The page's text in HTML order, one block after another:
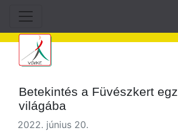
Betekintés a Füvészkert
világába
2022. június 20.